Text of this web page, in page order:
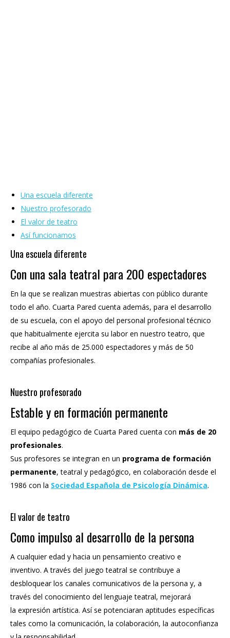
Una escuela diferente
Nuestro profesorado
El valor de teatro
Así funcionamos
Una escuela diferente
Con una sala teatral para 200 espectadores
En la que se realizan muestras abiertas con público durante
todo el año. Cuarta Pared cuenta además, para el desarrollo
de su escuela, con el apoyo del personal profesional técnico
que habitualmente ejercita su labor en nuestro teatro, que
recibe al año más de 25.000 espectadores y más de 50
compañías profesionales.
Nuestro profesorado
Estable y en formación permanente
El equipo pedagógico de Cuarta Pared cuenta con más de 20
profesionales.
Sus profesores se integran en un programa de formación
permanente, teatral y pedagógico, en colaboración desde el
1986 con la Sociedad Española de Psicología Dinámica.
El valor de teatro
Como impulso al desarrollo de la persona
A cualquier edad y hacia un pensamiento creativo e
inventivo. A través del juego teatral se contribuye a
desbloquear los canales comunicativos de la persona y, a
través del conocimiento del lenguaje teatral, mejorará
la expresión artística. Así se potenciaran aptitudes específicas
tales como la comunicación, la colaboración, la autoconfianza